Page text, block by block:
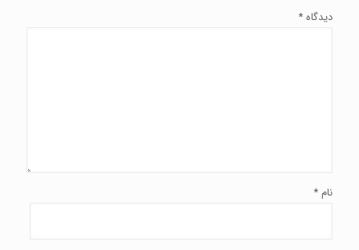
دیدگاه*
نام *